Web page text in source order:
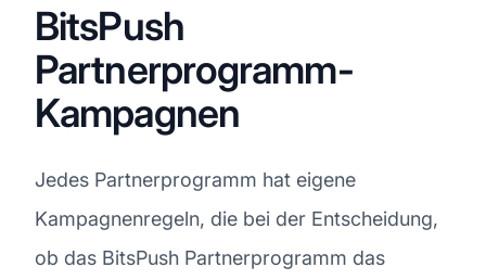
BitsPush
Partnerprogramm-
Kampagnen
Jedes Partnerprogramm hat eigene
Kampagnenregeln, die bei der Entscheidung,
ob das BitsPush Partnerprogramm das